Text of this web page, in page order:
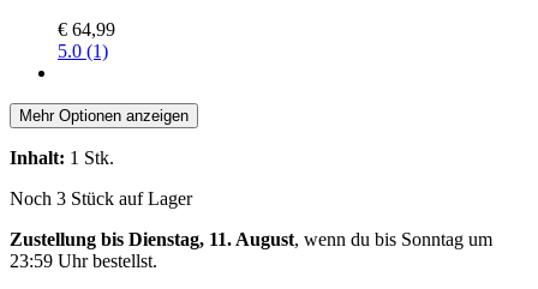
€ 64,99
5.0 (1)
Mehr Optionen anzeigen
Inhalt: 1 Stk.
Noch 3 Stück auf Lager
Zustellung bis Dienstag, 11. August, wenn du bis Sonntag um
23:59 Uhrbestellst.